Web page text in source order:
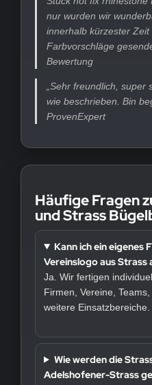
nur wurden wir
innerhalb kürzester Zeit
Farbvorschläge
Bewertung
„Sehr freundlich,
wie beschrieben. Bin
ProvenExpert
Häufige Fragen
und Strass
Kann ich ein eigenes
Vereinslogo aus Strass
Ja. Wir fertigen
Firmen, Vereine,
weitere Einsatzbereiche.
Wie werden die
Adelshofener-Strass